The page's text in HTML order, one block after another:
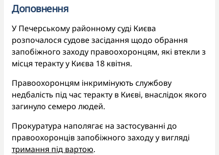
Доповнення
У Печерському районному суді Києва
розпочалося судове засідання щодо обрання
запобіжного заходу правоохоронцям, які втекли з
місця теракту у Києва 18 квітня.
Правоохоронцям інкримінують службову
недбалість під час теракту в Києві, внаслідок якого
загинуло семеро людей.
Прокуратура наполягає на застосуванні до
правоохоронців запобіжного заходу у вигляді
тримання під вартою.